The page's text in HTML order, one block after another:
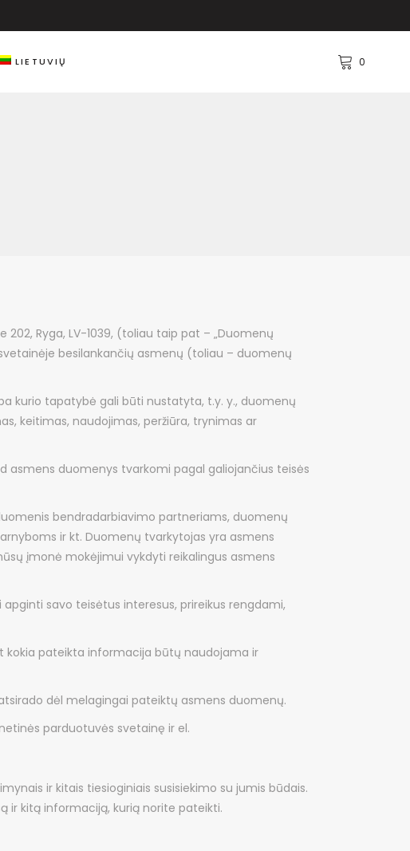
LIETUVIŲ 0
202, Ryga, LV-1039, (toliau taip pat – „Duomenų
besilankančių asmenų (toliau – duomenų
kurio tapatybė gali būti nustatyta, t.y. y., duomenų
keitimas, naudojimas, peržiūra, trynimas ar
duomenys tvarkomi pagal galiojančius teisės
bendradarbiavimo partneriams, duomenų
ir kt. Duomenų tvarkytojas yra asmens
įmonė mokėjimui vykdyti reikalingus asmens
savo teisėtus interesus, prireikus rengdami,
kokia pateikta informacija būtų naudojama ir
dėl melagingai pateiktų asmens duomenų.
parduotuvės svetainę ir el.
ir kitais tiesioginiais susisiekimo su jumis būdais.
ir kitą informaciją, kurią norite pateikti.